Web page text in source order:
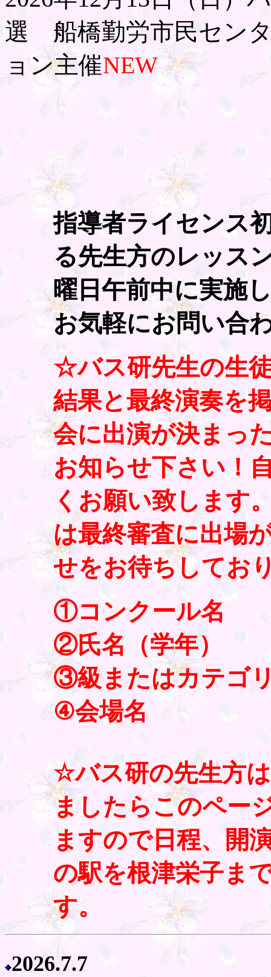
選 船橋勤労市民セン
ョン主催NEW
指導者ライセンス
る先生方のレッス
曜日午前中に実施
お気軽にお問い合
☆バス研先生の生
結果と最終演奏を
会に出演が決まっ
お知らせ下さい！
くお願い致します
は最終審査に出場
せをお待ちしてお
①コンクール名
②氏名（学年）
③級またはカテゴ
④会場名
☆バス研の先生方
ましたらこのペー
ますので日程、開
の駅を根津栄子ま
す。
2026.7.7